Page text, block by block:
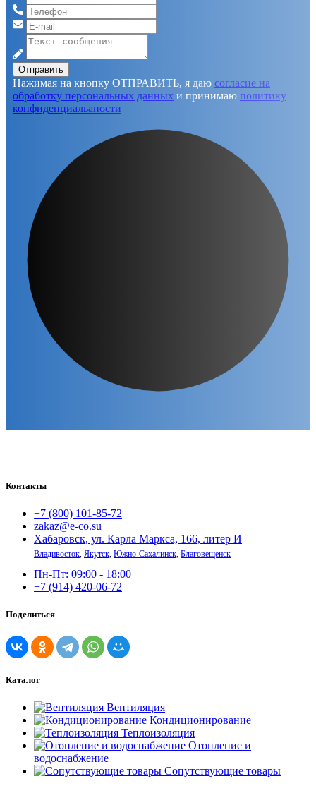
Отправить
Нажимая на кнопку ОТПРАВИТЬ, я даю согласие на
обработку персональных данных и принимаю политику
конфиденциальаности
Контакты
+7 (800) 101-85-72
zakaz@e-co.su
Хабаровск, ул. Карла Маркса, 166, литер И
Владивосток, Якутск, Южно-Сахалинск, Благовещенск
Пн-Пт: 09:00 - 18:00
+7 (914) 420-06-72
Поделиться
Каталог
Вентиляция
Кондиционирование
Теплоизоляция
Отопление и
водоснабжение
Сопутствующие товары